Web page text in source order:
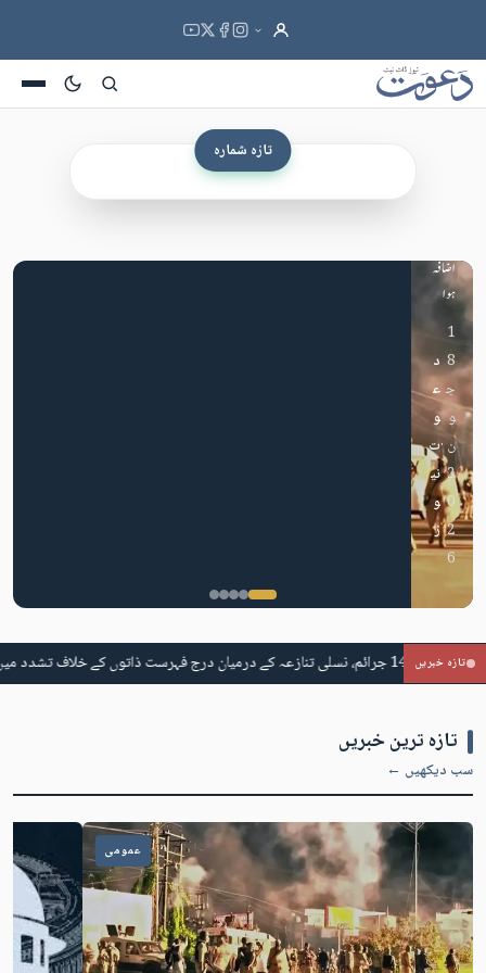
درج
فہر
ست
اضافہ
ہوا
د
ع
و
ت
نی
و
ز
·
1
8
ج
و
ن
2
0
2
6
تازہ شمارہ
2026.08.09 شمارہ دعوت 09 آگست تا
9 اگست 2026
مزید پڑھیں
تازہ خبریں
تازہ ترین خبریں
سب دیکھیں ←
عمومی